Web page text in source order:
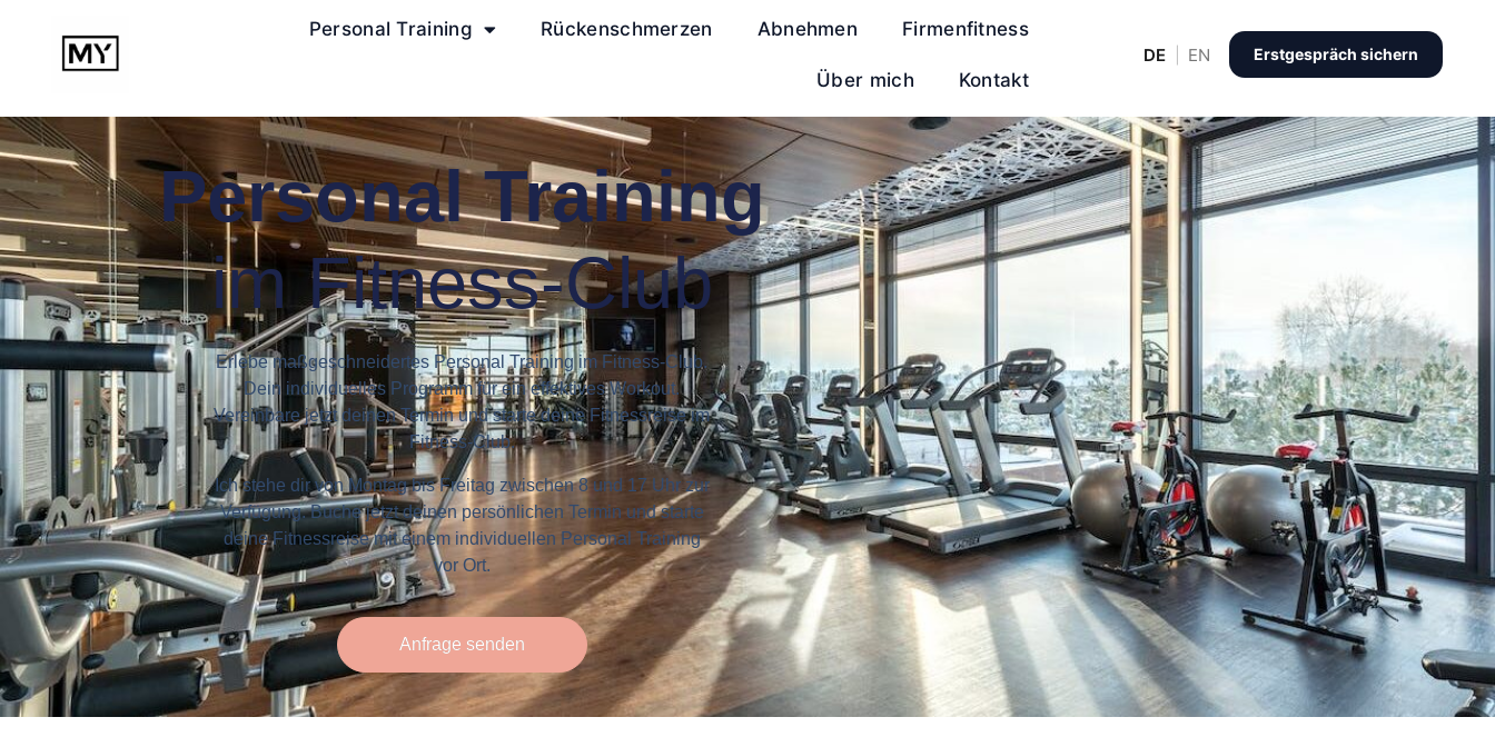
Personal Training Rückenschmerzen Abnehmen Firmenfitness
Über mich Kontakt
DE EN Erstgespräch sichern
Personal Training
im Fitness-Club
Erlebe maßgeschneidertes Personal Training im Fitness-Club.
Dein individuelles Programm für ein effektives Workout.
Vereinbare jetzt deinen Termin und starte deine Fitnessreise im
Fitness-Club.
Ich stehe dir von Montag bis Freitag zwischen 8 und 17 Uhr zur
Verfügung. Buche jetzt deinen persönlichen Termin und starte
deine Fitnessreise mit einem individuellen Personal Training
vor Ort.
Anfrage senden